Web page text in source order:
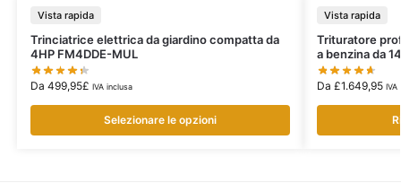
Trinciatrice elettrica da giardino compatta da
4HP FM4DDE-MUL
Da 499,95£ IVA inclusa
Selezionare le opzioni
Vista rapida
Trituratore
a benzina da
Da £1.649,95 IVA
Vista rapida